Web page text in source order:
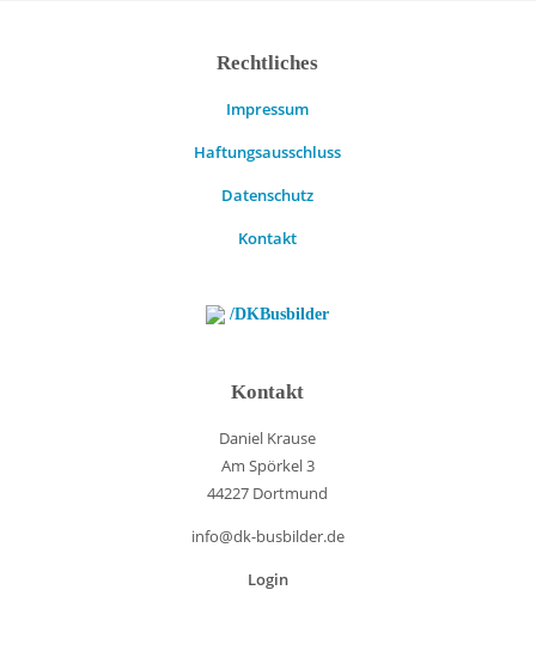
Rechtliches
Impressum
Haftungsausschluss
Datenschutz
Kontakt
/DKBusbilder
Kontakt
Daniel Krause
Am Spörkel 3
44227 Dortmund
info@dk-busbilder.de
Login